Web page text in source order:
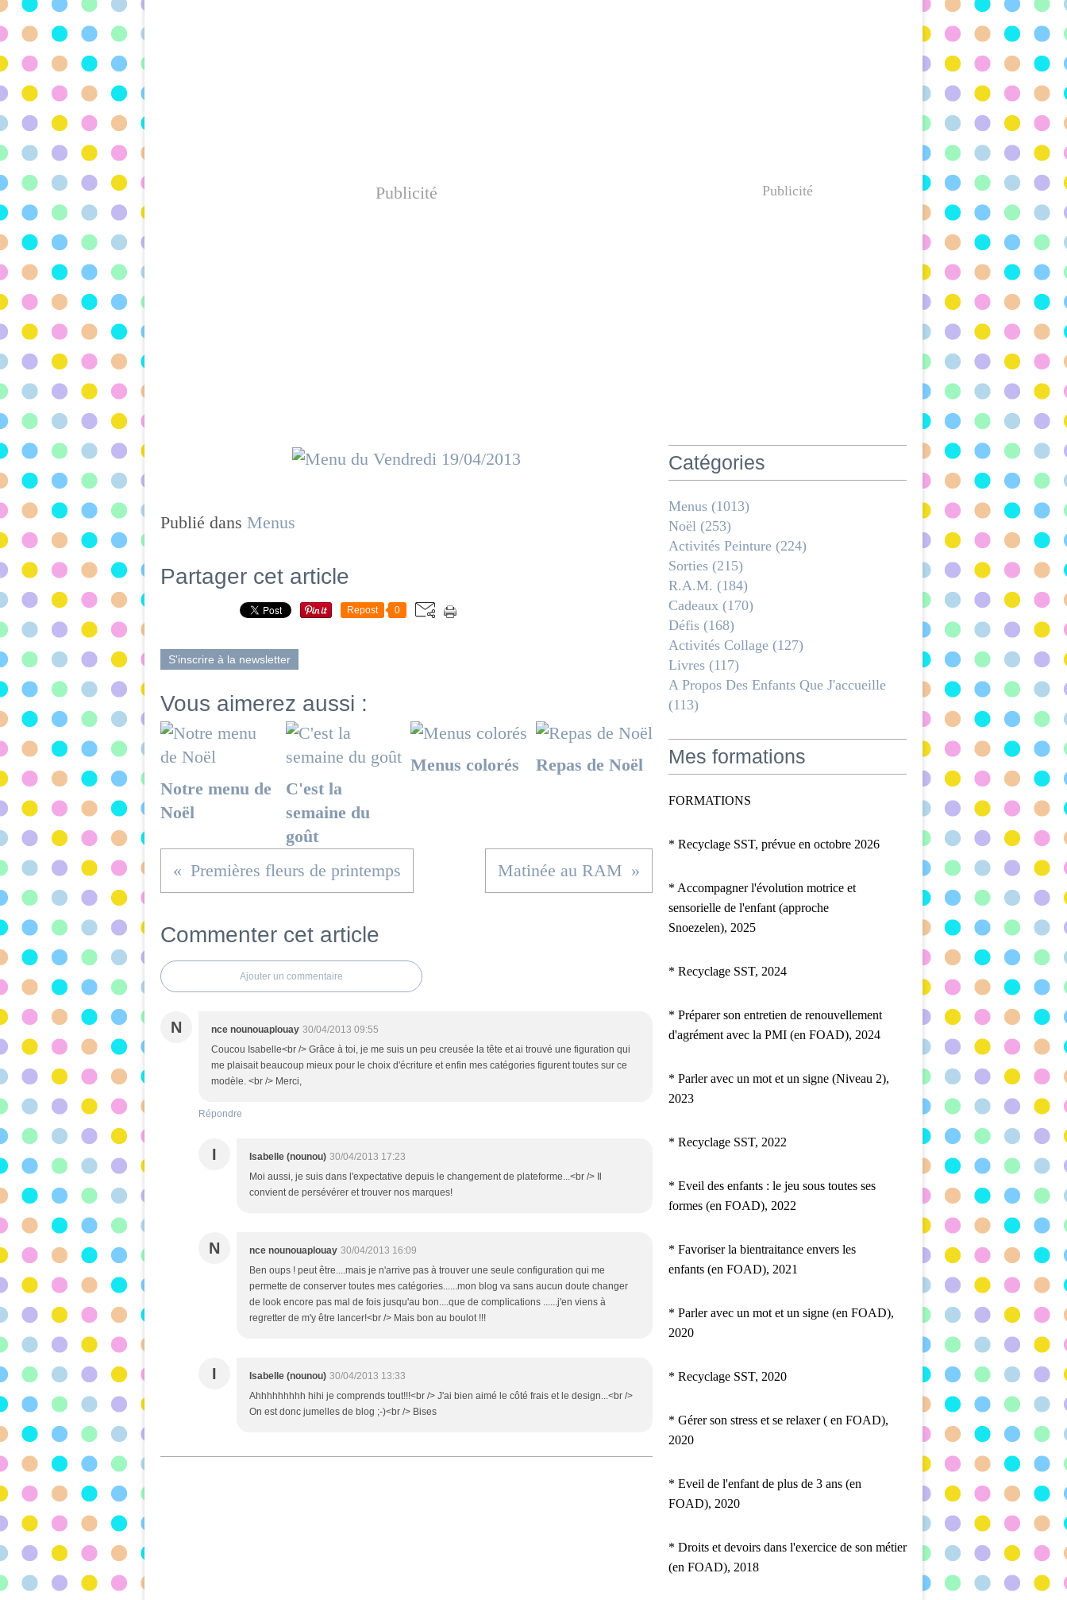
Publicité
Publié dans Menus
Partager cet article
Repost 0
S'inscrire à la newsletter
Vous aimerez aussi :
Notre menu de
Noël
C'est la
semaine du
goût
Menus colorés Repas de Noël
Premières fleurs de printemps Matinée au RAM
Commenter cet article
Ajouter un commentaire
N nce nounouaplouay 30/04/2013 09:55
Coucou Isabelle<br /> Grâce à toi, je me suis un peu creusée la tête et ai trouvé une figuration qui
me plaisait beaucoup mieux pour le choix d'écriture et enfin mes catégories figurent toutes sur ce
modèle. <br /> Merci,
Répondre
I Isabelle (nounou) 30/04/2013 17:23
Moi aussi, je suis dans l'expectative depuis le changement de plateforme...<br /> Il
convient de persévérer et trouver nos marques!
N nce nounouaplouay 30/04/2013 16:09
Ben oups ! peut être....mais je n'arrive pas à trouver une seule configuration qui me
permette de conserver toutes mes catégories......mon blog va sans aucun doute changer
de look encore pas mal de fois jusqu'au bon....que de complications ......j'en viens à
regretter de m'y être lancer!<br /> Mais bon au boulot !!!
I Isabelle (nounou) 30/04/2013 13:33
Ahhhhhhhhh hihi je comprends tout!!!<br /> J'ai bien aimé le côté frais et le design...<br />
On est donc jumelles de blog ;-)<br /> Bises
Publicité
Catégories
Menus (1013)
Noël (253)
Activités Peinture (224)
Sorties (215)
R.a.m. (184)
Cadeaux (170)
Défis (168)
Activités Collage (127)
Livres (117)
A Propos Des Enfants Que J'accueille
(113)
Mes formations
FORMATIONS
* Recyclage SST, prévue en octobre 2026
* Accompagner l'évolution motrice et
sensorielle de l'enfant (approche
Snoezelen), 2025
* Recyclage SST, 2024
* Préparer son entretien de renouvellement
d'agrément avec la PMI (en FOAD), 2024
* Parler avec un mot et un signe (Niveau 2),
2023
* Recyclage SST, 2022
* Eveil des enfants : le jeu sous toutes ses
formes (en FOAD), 2022
* Favoriser la bientraitance envers les
enfants (en FOAD), 2021
* Parler avec un mot et un signe (en FOAD),
2020
* Recyclage SST, 2020
* Gérer son stress et se relaxer ( en FOAD),
2020
* Eveil de l'enfant de plus de 3 ans (en
FOAD), 2020
* Droits et devoirs dans l'exercice de son métier
(en FOAD), 2018